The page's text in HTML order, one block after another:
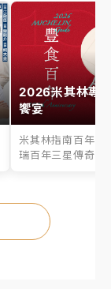
2026米其林專
饗宴
米其林指南百年之
瑞百年三星傳奇、